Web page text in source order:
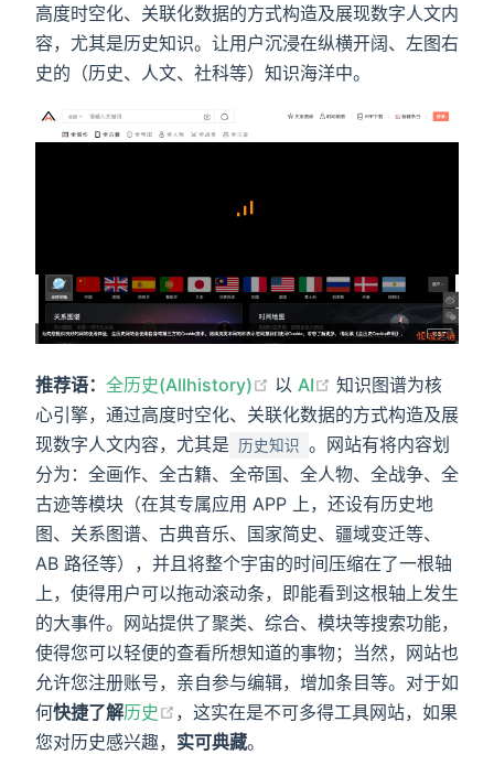
高度时空化、关联化数据的方式构造及展现数字人文内
容，尤其是历史知识。让用户沉浸在纵横开阔、左图右
史的（历史、人文、社科等）知识海洋中。
推荐语： 全历史(Allhistory) 以 AI
知识图谱为核
心引擎，通过高度时空化、关联化数据的方式构造及展
现数字人文内容，尤其是
历史知识 。网站有将内容划
分为：全画作、全古籍、全帝国、全人物、全战争、全
古迹等模块（在其专属应用 APP 上，还设有历史地
图、关系图谱、古典音乐、国家简史、疆域变迁等、
AB 路径等），并且将整个宇宙的时间压缩在了一根轴
上，使得用户可以拖动滚动条，即能看到这根轴上发生
的大事件。网站提供了聚类、综合、模块等搜索功能，
使得您可以轻便的查看所想知道的事物；当然，网站也
允许您注册账号，亲自参与编辑，增加条目等。对于如
何快捷了解历史
，这实在是不可多得工具网站，如果
您对历史感兴趣， 实可典藏。